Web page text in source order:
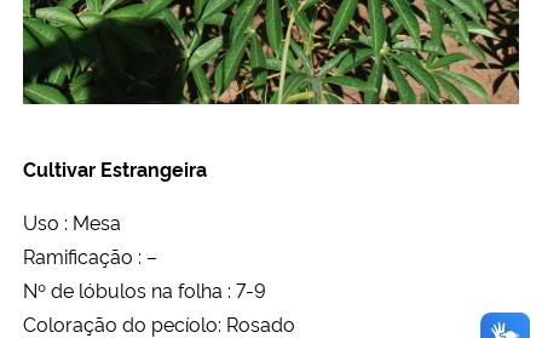
Cultivar Estrangeira
Uso : Mesa
Ramificação : –
Nº de lóbulos na folha : 7-9
Coloração do pecíolo: Rosado